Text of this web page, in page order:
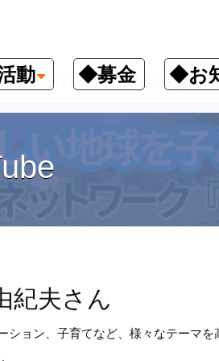
動 ◆募金 ◆お
私の人生にとっての三島由紀夫さん
紀夫さん
ョン、子育てなど、様々なテーマを